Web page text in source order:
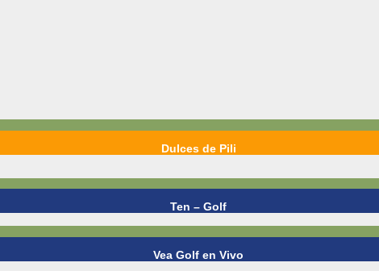
Dulces de Pili
Ten – Golf
Vea Golf en Vivo